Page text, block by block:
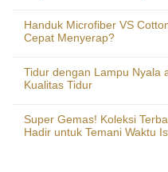
Handuk Microfiber VS
Cepat Menyerap?
Tidur dengan Lampu Nyala
Kualitas Tidur
Super Gemas! Koleksi
Hadir untuk Temani Waktu